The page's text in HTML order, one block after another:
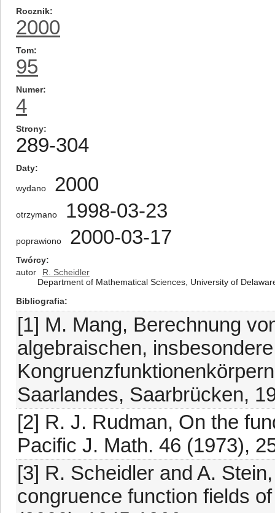
Rocznik
2000
Tom
95
Numer
4
Strony
289-304
Daty
wydano 2000
otrzymano 1998-03-23
poprawiono 2000-03-17
Twórcy
autor
R. Scheidler
Department of Mathematical Sciences, University of
Bibliografia
[1] M. Mang, Berechnung
algebraischen,
Saarlandes, Saarbrücken,
[2] R. J. Rudman, On the
Pacific J. Math. 46 (1973),
[3] R. Scheidler and A.
congruence function fields